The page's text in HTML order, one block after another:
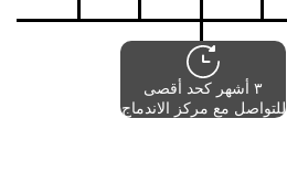
٣ أشهر كحد أقصى
للتواصل مع مركز الاندماج